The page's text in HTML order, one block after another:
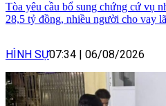
Tòa yêu cầu bổ sung chứng cứ vụ
28,5 tỷ đồng, nhiều người cho vay
HÌNH SỰ07:34 | 06/08/2026